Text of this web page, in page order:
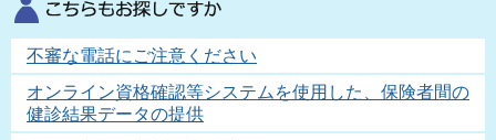
不審な電話にご注意ください
オンライン資格確認等システムを使用した、保険者間の
健診結果データの提供